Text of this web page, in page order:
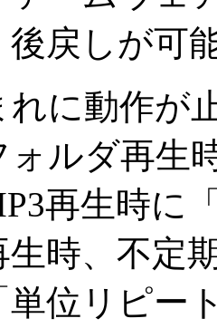
後戻しが可
れに動作が
ォルダ再生
再生時に
生時、不定
単位リピ